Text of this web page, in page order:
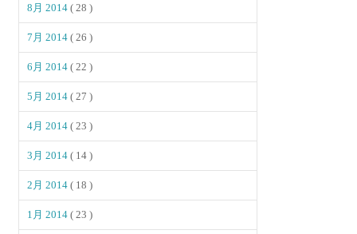
8月 2014( 28 )
7月 2014( 26 )
6月 2014( 22 )
5月 2014( 27 )
4月 2014( 23 )
3月 2014( 14 )
2月 2014( 18 )
1月 2014( 23 )